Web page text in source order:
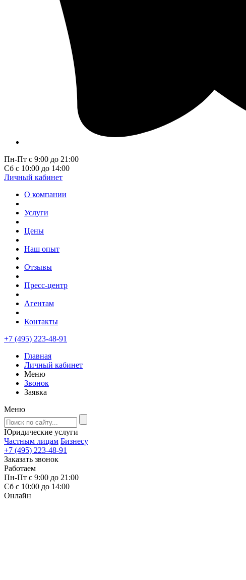
Пн-Пт с 9:00 до 21:00
Сб с 10:00 до 14:00
Личный кабинет
О компании
Услуги
Цены
Наш опыт
Отзывы
Пресс-центр
Агентам
Контакты
+7 (495) 223-48-91
Главная
Личный кабинет
Меню
Звонок
Заявка
Меню
Юридические услуги
Частным лицам Бизнесу
+7 (495) 223-48-91
Заказать звонок
Работаем
Пн-Пт с 9:00 до 21:00
Сб с 10:00 до 14:00
Онлайн